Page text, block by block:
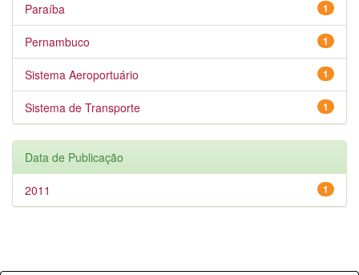
1
Paraíba
1
Pernambuco
1
Sistema Aeroportuário
1
Sistema de Transporte
Data de Publicação
1
2011